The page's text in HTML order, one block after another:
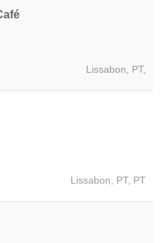
Lissabon, PT,
Lissabon, PT, PT